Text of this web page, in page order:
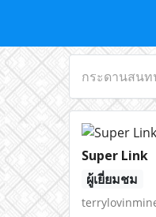
กระดานสนท
Super Link
ผู้เยี่ยมชม